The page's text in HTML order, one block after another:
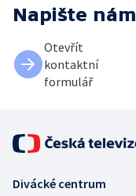
Napište nám
Otevřít
kontaktní
formulář
Divácké centrum